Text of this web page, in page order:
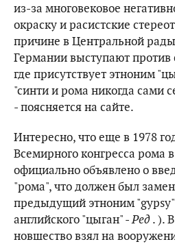
из-за многовековое
окраску и расистские
причине в Центральной
Германии выступают против
где присутствует этноним
"синти и рома никогда сами
- поясняется на сайте.
Интересно, что еще в 1978
Всемирного конгресса рома
официально объявлено о
"рома", что должен был
предыдущий этноним "gypsy"
английского "цыган" -Ред. ).
новшество взял на